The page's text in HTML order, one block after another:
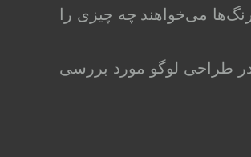
می‌خواهند چه چیزی را
طراحی لوگو مورد بررسی